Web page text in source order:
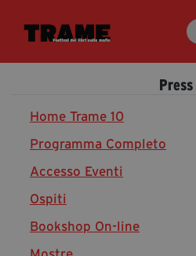
Trame.15
Libri | Trame.15
Media & Press
News & Kit
Accrediti Stampa | Trame.15
Press
Home Trame 10
Programma Completo
Accesso Eventi
Ospiti
Bookshop On-line